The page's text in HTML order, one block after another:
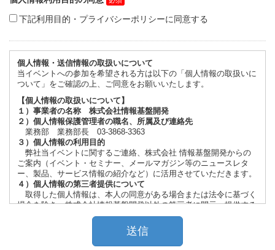
下記利用目的・プライバシーポリシーに同意する
個人情報・送信情報の取扱いについて
当イベントへの参加を希望される方は以下の「個人情報の取扱いに
ついて」をご確認の上、ご同意をお願いいたします。
【個人情報の取扱いについて】
１）事業者の名称 株式会社情報基盤開発
２）個人情報保護管理者の職名、所属及び連絡先
業務部 業務部長 03-3868-3363
３）個人情報の利用目的
弊社当イベントに関するご連絡、株式会社 情報基盤開発からの
ご案内（イベント・セミナー、メールマガジン等のニュースレタ
ー、製品、サービス情報の紹介など）に活用させていただきます。
４）個人情報の第三者提供について
取得した個人情報は、本人の同意がある場合または法令に基づく
場合を除き、株式会社情報基盤開発以外の第三者に開示・提供する
ことはございません。
取得した個人情報の取扱いの全部又は一部を委託する場合がござ
います。委託する際は、個人情報の安全管理が図られるよう、委託